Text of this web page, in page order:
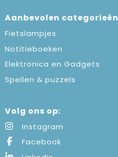
Aanbevolen categorieën
Fietslampjes
Notitieboeken
Elektronica en Gadgets
Spellen & puzzels
Volg ons op:
Instagram
Facebook